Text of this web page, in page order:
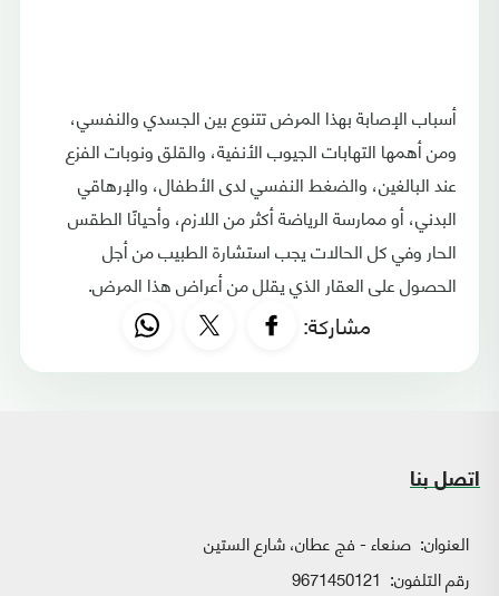
أسباب الإصابة بهذا المرض تتنوع بين الجسدي والنفسي،
ومن أهمها التهابات الجيوب الأنفية، والقلق ونوبات الفزع
عند البالغين، والضغط النفسي لدى الأطفال، والإرهاقي
البدني، أو ممارسة الرياضة أكثر من اللازم، وأحيانًا الطقس
الحار وفي كل الحالات يجب استشارة الطبيب من أجل
الحصول على العقار الذي يقلل من أعراض هذا المرض.
مشاركة:
اتصل بنا
العنوان: صنعاء - فج عطان، شارع الستين
رقم التلفون: 9671450121